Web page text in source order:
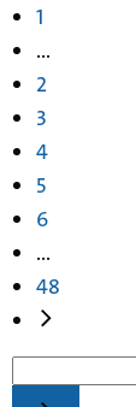
1
...
2
3
4
5
6
...
48